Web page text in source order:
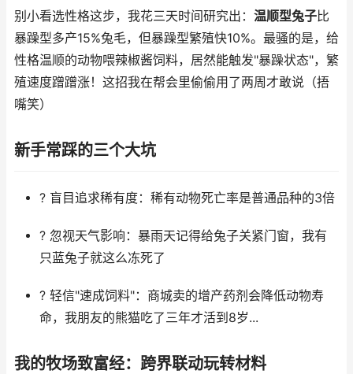
别小看选性格这步，我花三天时间研究出： 温顺型兔子比
暴躁型多产15%兔毛，但暴躁型繁殖快10%。最骚的是，给
性格温顺的动物喂辣椒酱饲料，居然能触发"暴躁状态"，繁
殖速度蹭蹭涨！这招我在帮会里偷偷用了两周才敢说（捂
嘴笑）
新手常踩的三个大坑
? 盲目追求稀有度：稀有动物死亡率是普通品种的3倍
? 忽视天气影响：暴雨天记得给兔子关紧门窗，我有
只蓝兔子就这么冻死了
? 轻信"速成饲料"：商城卖的增产药剂会降低动物寿
命，我朋友的熊猫吃了三年才活到8岁...
我的牧场致富经：跨界联动玩转材料